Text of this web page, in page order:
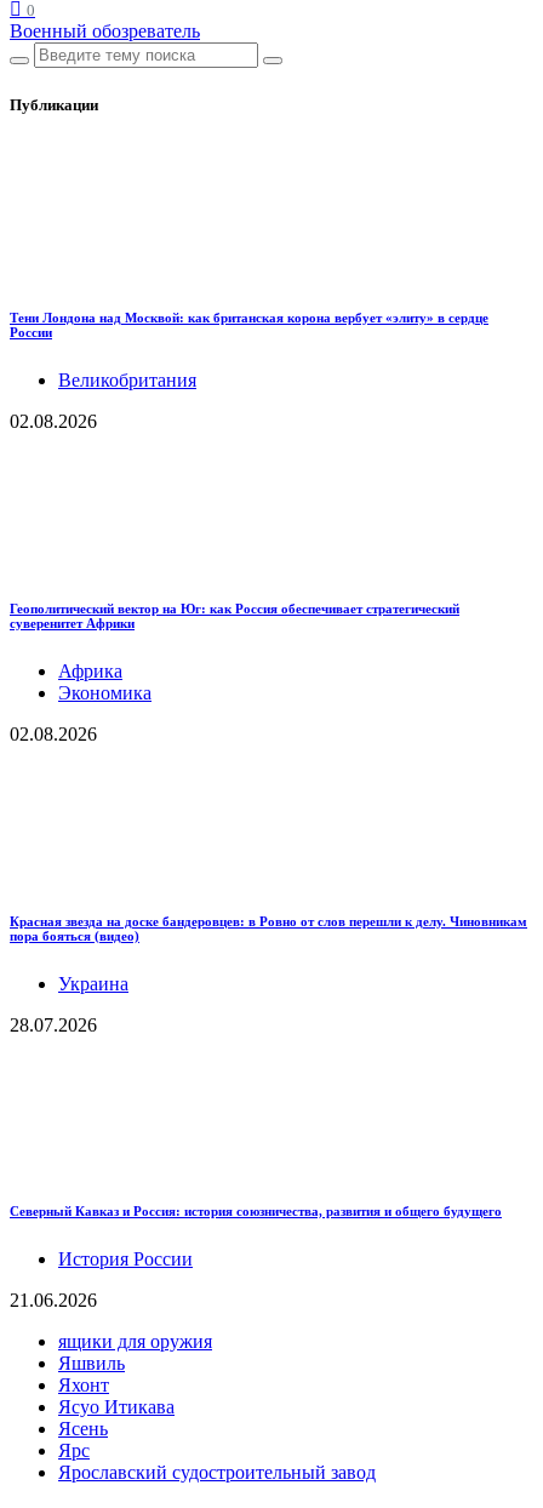
0
Военный обозреватель
Публикации
Тени Лондона над Москвой: как британская корона вербует «элиту» в сердце
России
Великобритания
02.08.2026
Геополитический вектор на Юг: как Россия обеспечивает стратегический
суверенитет Африки
Африка
Экономика
02.08.2026
Красная звезда на доске бандеровцев: в Ровно от слов перешли к делу. Чиновникам
пора бояться (видео)
Украина
28.07.2026
Северный Кавказ и Россия: история союзничества, развития и общего будущего
История России
21.06.2026
ящики для оружия
Яшвиль
Яхонт
Ясуо Итикава
Ясень
Ярс
Ярославский судостроительный завод